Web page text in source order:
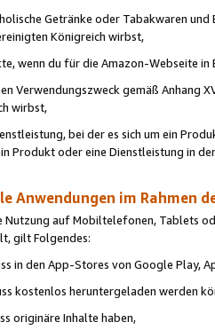
Getränke oder Tabakwaren
Königreich wirbst,
wenn du für die Amazon-Webseite in
Verwendungszweck gemäß Anhang
wirbst,
bei der es sich um ein
Produkt oder eine Dienstleistung in
Anwendungen im Rahmen
Nutzung auf Mobiltelefonen, Tablets
gilt Folgendes:
in den App-Stores von Google Play,
kostenlos heruntergeladen werden
originäre Inhalte haben,